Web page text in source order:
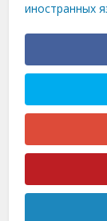
иностранных